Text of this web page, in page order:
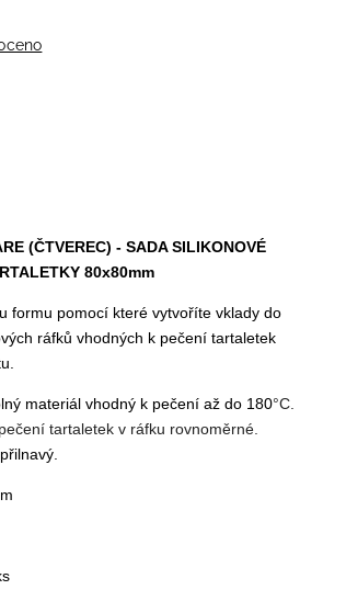
(ČTVEREC) - SADA SILIKONOVÉ
80x80mm
formu pomocí které vytvoříte vklady do
ráfků vhodných k pečení tartaletek
materiál vhodný k pečení až do 180°C.
tartaletek v ráfku rovnoměrné.